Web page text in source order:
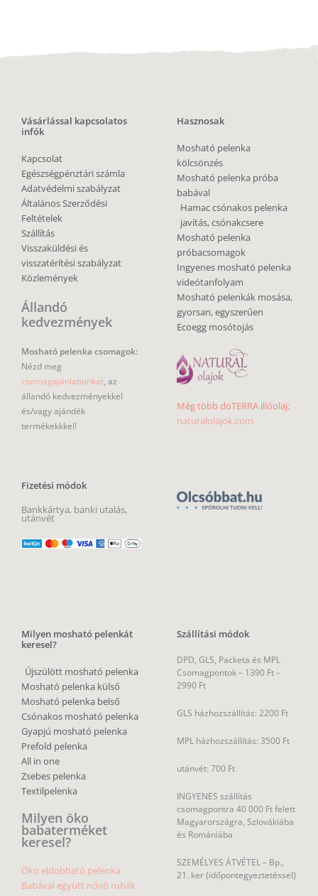
Vásárlással kapcsolatos
infók
Kapcsolat
Egészségpénztári számla
Adatvédelmi szabályzat
Általános Szerződési
Feltételek
Szállítás
Visszaküldési és
visszatérítési szabályzat
Közlemények
Állandó
kedvezmények
Mosható pelenka csomagok:
Nézd meg
csomagajánlatainkat, az
állandó kedvezményekkel
és/vagy ajándék
termékekkkel!
Fizetési módok
Bankkártya, banki utalás,
utánvét
Hasznosak
Mosható pelenka
kölcsönzés
Mosható pelenka próba
babával
Hamac csónakos pelenka
javítás, csónakcsere
Mosható pelenka
próbacsomagok
Ingyenes mosható pelenka
videótanfolyam
Mosható pelenkák mosása,
gyorsan, egyszerűen
Ecoegg mosótojás
Még több doTERRA illóolaj:
naturalolajok.com
Milyen mosható pelenkát
keresel?
Újszülött mosható pelenka
Mosható pelenka külső
Mosható pelenka belső
Csónakos mosható pelenka
Gyapjú mosható pelenka
Prefold pelenka
All in one
Zsebes pelenka
Textilpelenka
Milyen öko
babaterméket
keresel?
Öko eldobható pelenka
Babával együtt nővő ruhák
Szállítási módok
DPD, GLS, Packeta és MPL
Csomagpontok – 1390 Ft –
2990 Ft
GLS házhozszállítás: 2200 Ft
MPL házhozszállítás: 3500 Ft
utánvét: 700 Ft
INGYENES szállítás
csomagpontra 40 000 Ft felett
Magyarországra, Szlovákiába
és Romániába
SZEMÉLYES ÁTVÉTEL – Bp.,
21. ker (időpontegyeztetéssel)